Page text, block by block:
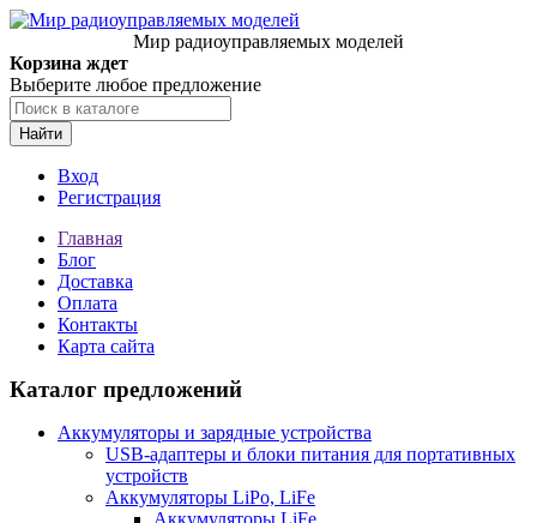
Мир радиоуправляемых моделей
Корзина ждет
Выберите любое предложение
Найти
Вход
Регистрация
Главная
Блог
Доставка
Оплата
Контакты
Карта сайта
Каталог предложений
Аккумуляторы и зарядные устройства
USB-адаптеры и блоки питания для портативных
устройств
Аккумуляторы LiPo, LiFe
Аккумуляторы LiFe